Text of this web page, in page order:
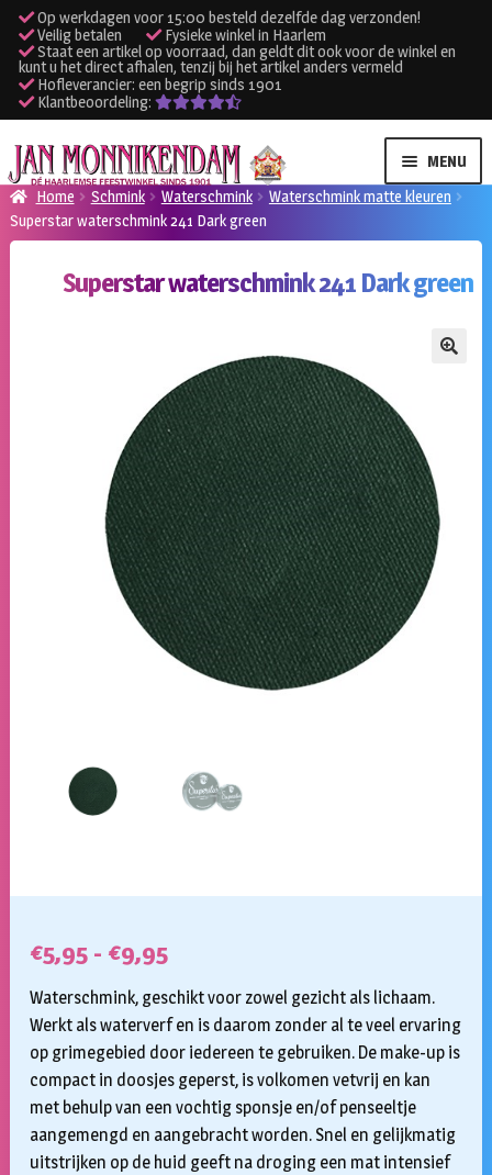
Op werkdagen voor 15:00 besteld dezelfde dag verzonden!
Veilig betalen
Fysieke winkel in Haarlem
Staat een artikel op voorraad, dan geldt dit ook voor de winkel en
kunt u het direct afhalen, tenzij bij het artikel anders vermeld
Hofleverancier: een begrip sinds 1901
Klantbeoordeling:
Ga
door
naar
navigatie
Ga
naar
de
inhoud
MENU
Verhuur kleding
Verhuur apparatuur
Klantenservice
Inloggen
Home Schmink Waterschmink
Waterschmink matte kleuren
Superstar waterschmink 241 Dark green
Superstar waterschmink 241 Dark green
€5,95 - €9,95Prijsklasse:
€5,95
tot
€9,95
Waterschmink, geschikt voor zowel gezicht als lichaam.
Werkt als waterverf en is daarom zonder al te veel ervaring
op grimegebied door iedereen te gebruiken. De make-up is
compact in doosjes geperst, is volkomen vetvrij en kan
met behulp van een vochtig sponsje en/of penseeltje
aangemengd en aangebracht worden. Snel en gelijkmatig
uitstrijken op de huid geeft na droging een mat intensief